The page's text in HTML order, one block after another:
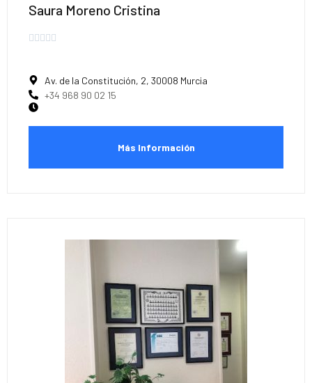
Saura Moreno Cristina

Av. de la Constitución, 2, 30008 Murcia
+34 968 90 02 15
Más Información